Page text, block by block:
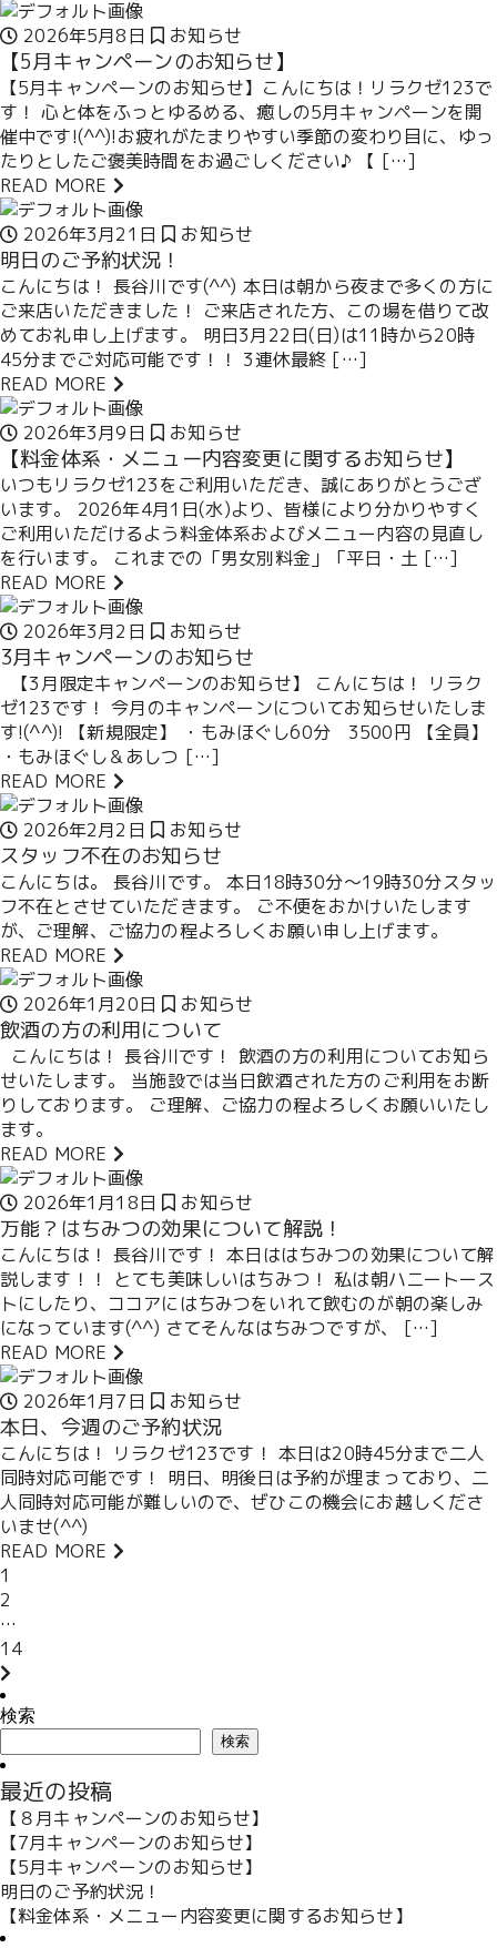
2026年5月8日
お知らせ
【5月キャンペーンのお知らせ】
【5月キャンペーンのお知らせ】こんにちは！リラクゼ123で
す！ 心と体をふっとゆるめる、癒しの5月キャンペーンを開
催中です!(^^)!お疲れがたまりやすい季節の変わり目に、ゆっ
たりとしたご褒美時間をお過ごしください♪ 【 […]
READ MORE
2026年3月21日
お知らせ
明日のご予約状況！
こんにちは！ 長谷川です(^^) 本日は朝から夜まで多くの方に
ご来店いただきました！ ご来店された方、この場を借りて改
めてお礼申し上げます。 明日3月22日(日)は11時から20時
45分までご対応可能です！！ 3連休最終 […]
READ MORE
2026年3月9日
お知らせ
【料金体系・メニュー内容変更に関するお知らせ】
いつもリラクゼ123をご利用いただき、誠にありがとうござ
います。 2026年4月1日(水)より、皆様により分かりやすく
ご利用いただけるよう料金体系およびメニュー内容の見直し
を行います。 これまでの「男女別料金」「平日・土 […]
READ MORE
2026年3月2日
お知らせ
3月キャンペーンのお知らせ
【3月限定キャンペーンのお知らせ】 こんにちは！ リラク
ゼ123です！ 今月のキャンペーンについてお知らせいたしま
す!(^^)! 【新規限定】 ・もみほぐし60分 3500円 【全員】
・もみほぐし＆あしつ […]
READ MORE
2026年2月2日
お知らせ
スタッフ不在のお知らせ
こんにちは。 長谷川です。 本日18時30分～19時30分スタッ
フ不在とさせていただきます。 ご不便をおかけいたします
が、ご理解、ご協力の程よろしくお願い申し上げます。
READ MORE
2026年1月20日
お知らせ
飲酒の方の利用について
こんにちは！ 長谷川です！ 飲酒の方の利用についてお知ら
せいたします。 当施設では当日飲酒された方のご利用をお断
りしております。 ご理解、ご協力の程よろしくお願いいたし
ます。
READ MORE
2026年1月18日
お知らせ
万能？はちみつの効果について解説！
こんにちは！ 長谷川です！ 本日ははちみつの効果について解
説します！！ とても美味しいはちみつ！ 私は朝ハニートース
トにしたり、ココアにはちみつをいれて飲むのが朝の楽しみ
になっています(^^) さてそんなはちみつですが、 […]
READ MORE
2026年1月7日
お知らせ
本日、今週のご予約状況
こんにちは！ リラクゼ123です！ 本日は20時45分まで二人
同時対応可能です！ 明日、明後日は予約が埋まっており、二
人同時対応可能が難しいので、ぜひこの機会にお越しくださ
いませ(^^)
READ MORE
1
2
…
14
検索
検索
最近の投稿
【８月キャンペーンのお知らせ】
【7月キャンペーンのお知らせ】
【5月キャンペーンのお知らせ】
明日のご予約状況！
【料金体系・メニュー内容変更に関するお知らせ】